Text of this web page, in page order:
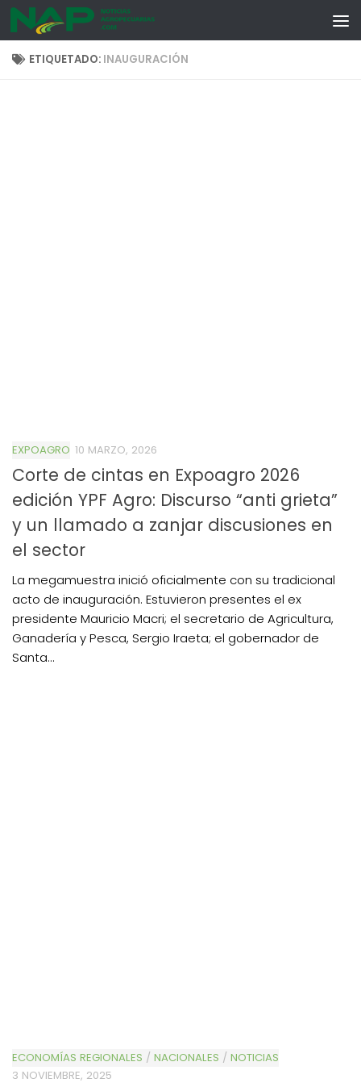
Skip to content
ETIQUETADO: INAUGURACIÓN
EXPOAGRO 10 MARZO, 2026
Corte de cintas en Expoagro 2026
edición YPF Agro: Discurso “anti grieta”
y un llamado a zanjar discusiones en
el sector
La megamuestra inició oficialmente con su tradicional
acto de inauguración. Estuvieron presentes el ex
presidente Mauricio Macri; el secretario de Agricultura,
Ganadería y Pesca, Sergio Iraeta; el gobernador de
Santa...
ECONOMÍAS REGIONALES / NACIONALES / NOTICIAS
3 NOVIEMBRE, 2025